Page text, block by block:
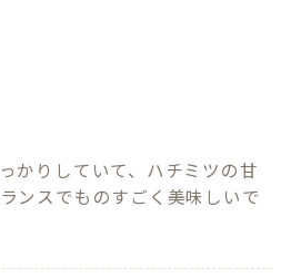
かりしていて、ハチミツの甘
ンスでものすごく美味しいで